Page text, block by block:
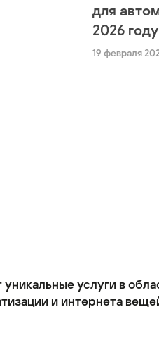
для
2026 году
19 февраля
услуги в
и интернета